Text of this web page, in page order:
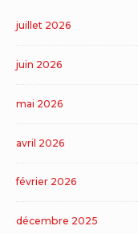
juillet 2026
juin 2026
mai 2026
avril 2026
février 2026
décembre 2025